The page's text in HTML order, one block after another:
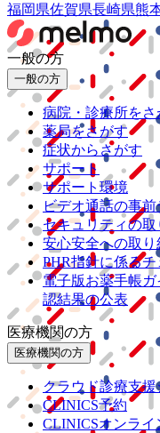
福岡県佐賀県長崎県熊
一般の方
一般の方
病院・診療所をさ
薬局をさがす
症状からさがす
サポート
サポート環境
ビデオ通話の事前
セキュリティの取
安心安全への取り
PHR指針に係る
電子版お薬手帳
認結果の公表
医療機関の方
医療機関の方
クラウド診療支援
CLINICS予約
CLINICSオンライ